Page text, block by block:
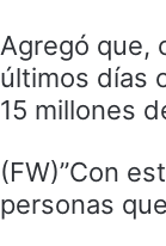
Agregó que,
últimos días
15 millones
(FW)”Con
personas